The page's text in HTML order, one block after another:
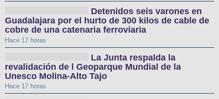
Detenidos seis varones en
Guadalajara por el hurto de 300 kilos de cable de
cobre de una catenaria ferroviaria
Hace 17 horas
La Junta respalda la
revalidación de l Geoparque Mundial de la
Unesco Molina-Alto Tajo
Hace 17 horas